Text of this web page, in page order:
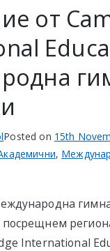
от
Posted on 15th
,
посрещнем
International